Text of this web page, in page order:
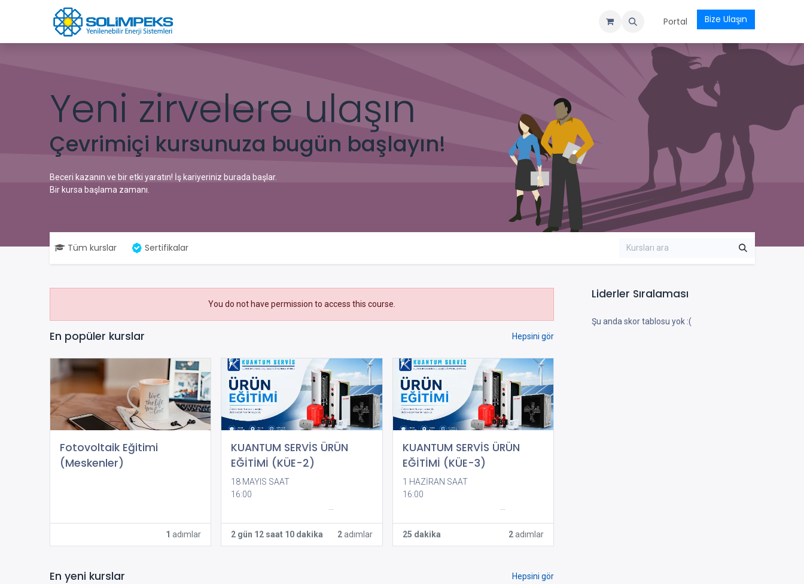
Skip to Content
Etkinlikler Ödeme Formu
Portal Bize Ulaşın
Yeni zirvelere ulaşın
Çevrimiçi kursunuza bugün başlayın!
Beceri kazanın ve bir etki yaratın! İş kariyeriniz burada başlar.
Bir kursa başlama zamanı.
Tüm kurslar Sertifikalar
Liderler Sıralaması
Şu anda skor tablosu yok :(
You do not have permission to access this course.
Hepsini gör
En popüler kurslar
Fotovoltaik Eğitimi
(Meskenler)
1 adımlar
KUANTUM SERVİS ÜRÜN
EĞİTİMİ (KÜE-2)
18 MAYIS SAAT
16:00
2 gün 12 saat 10 dakika
2adımlar
KUANTUM SERVİS ÜRÜN
EĞİTİMİ (KÜE-3)
1 HAZİRAN SAAT
16:00
25 dakika
2adımlar
Hepsini gör
En yeni kurslar